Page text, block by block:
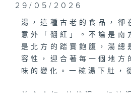
29/05/2026
湯，這種古老的食品，卻
意外「翻紅」。不論是南
是北方的踏實飽腹，湯總
容性，迎合著每一個地方
味的變化。一碗湯下肚，